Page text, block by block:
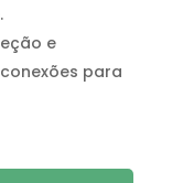
e
para